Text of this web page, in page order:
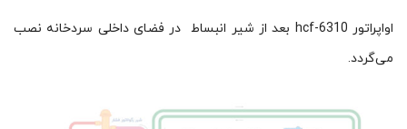
اواپراتور hcf-6310 بعد از شیر انبساط در فضای داخلی سردخانه نصب
می‌گردد.